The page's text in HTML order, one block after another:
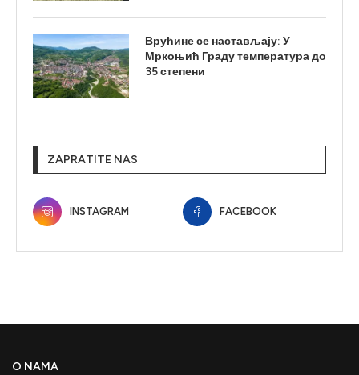
Врућине се настављају: У
Мркоњић Граду температура до
35 степени
ZAPRATITE NAS
INSTAGRAM FACEBOOK
O NAMA